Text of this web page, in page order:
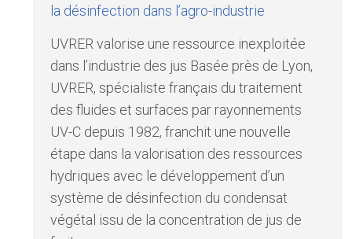
la désinfection dans l’agro-industrie
UVRER valorise une ressource inexploitée
dans l’industrie des jus Basée près de Lyon,
UVRER, spécialiste français du traitement
des fluides et surfaces par rayonnements
UV-C depuis 1982, franchit une nouvelle
étape dans la valorisation des ressources
hydriques avec le développement d’un
système de désinfection du condensat
végétal issu de la concentration de jus de